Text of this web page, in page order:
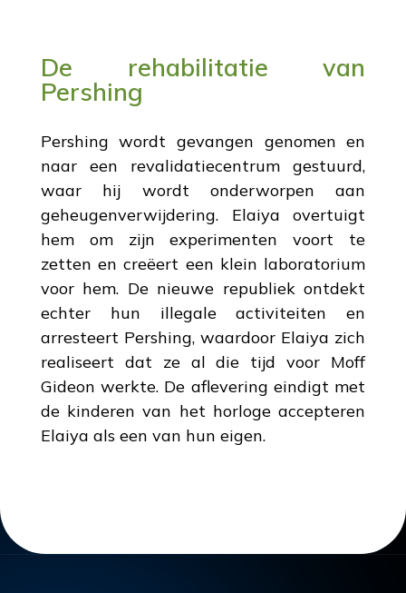
De rehabilitatie van
Pershing
Pershing wordt gevangen genomen en
naar een revalidatiecentrum gestuurd,
waar hij wordt onderworpen aan
geheugenverwijdering. Elaiya overtuigt
hem om zijn experimenten voort te
zetten en creëert een klein laboratorium
voor hem. De nieuwe republiek ontdekt
echter hun illegale activiteiten en
arresteert Pershing, waardoor Elaiya zich
realiseert dat ze al die tijd voor Moff
Gideon werkte. De aflevering eindigt met
de kinderen van het horloge accepteren
Elaiya als een van hun eigen.